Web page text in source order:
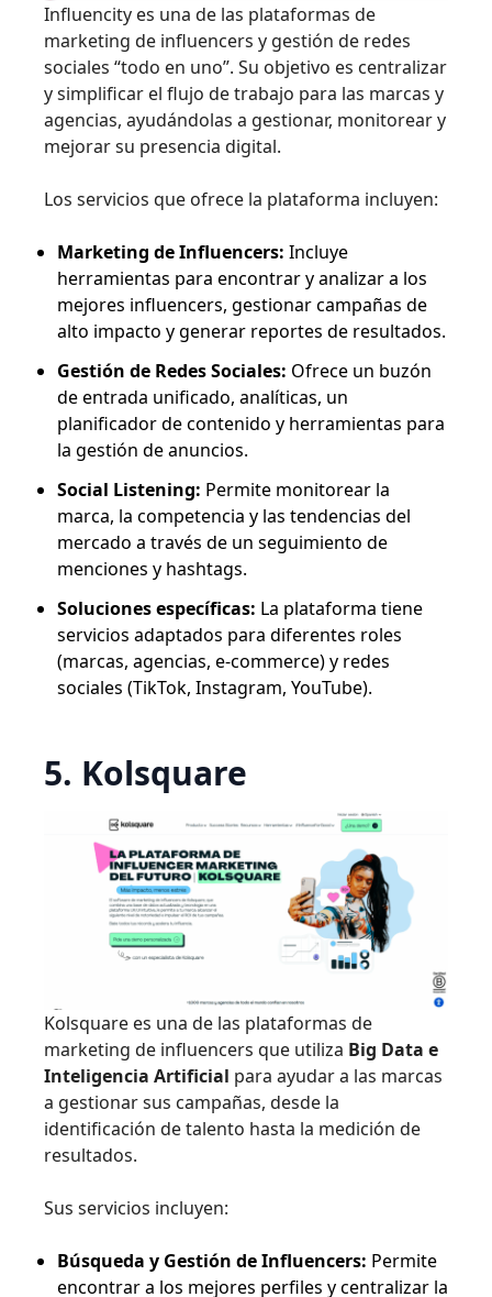
Influencity es una de las plataformas de
marketing de influencers y gestión de redes
sociales “todo en uno”. Su objetivo es centralizar
y simplificar el flujo de trabajo para las marcas y
agencias, ayudándolas a gestionar, monitorear y
mejorar su presencia digital.
Los servicios que ofrece la plataforma incluyen:
Marketing de Influencers: Incluye
herramientas para encontrar y analizar a los
mejores influencers, gestionar campañas de
alto impacto y generar reportes de resultados.
Gestión de Redes Sociales: Ofrece un buzón
de entrada unificado, analíticas, un
planificador de contenido y herramientas para
la gestión de anuncios.
Social Listening: Permite monitorear la
marca, la competencia y las tendencias del
mercado a través de un seguimiento de
menciones y hashtags.
Soluciones específicas: La plataforma tiene
servicios adaptados para diferentes roles
(marcas, agencias, e-commerce) y redes
sociales (TikTok, Instagram, YouTube).
5. Kolsquare
Kolsquare es una de las plataformas de
marketing de influencers que utiliza Big Data e
Inteligencia Artificial para ayudar a las marcas
a gestionar sus campañas, desde la
identificación de talento hasta la medición de
resultados.
Sus servicios incluyen:
Búsqueda y Gestión de Influencers: Permite
encontrar a los mejores perfiles y centralizar la